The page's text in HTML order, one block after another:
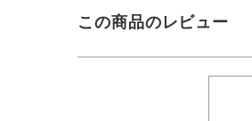
この商品のレビュー